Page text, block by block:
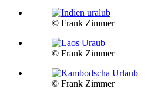
© Frank Zimmer
© Frank Zimmer
© Frank Zimmer